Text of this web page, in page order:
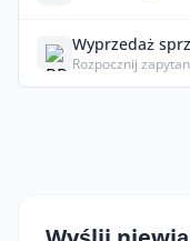
Wyprzedaż
Rozpocznij